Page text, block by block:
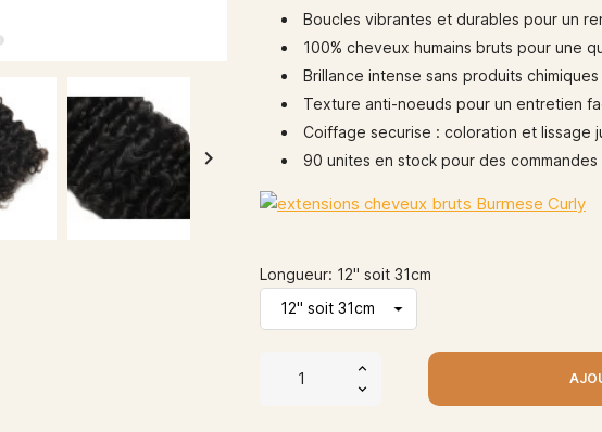
keyboard_arrow_right
Boucles vibrantes et durables pour un
100% cheveux humains bruts pour une
Brillance intense sans produits chimiques
Texture anti-noeuds pour un entretien
Coiffage securise : coloration et lissage
90 unites en stock pour des commandes
Longueur: 12" soit 31cm